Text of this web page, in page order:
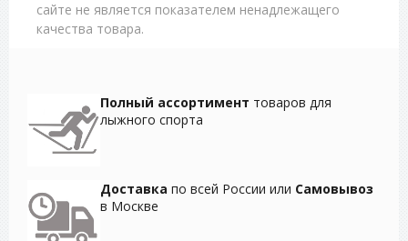
сайте не является показателем ненадлежащего
качества товара.
Полный ассортимент товаров для
лыжного спорта
Доставка по всей России или Самовывоз
в Москве